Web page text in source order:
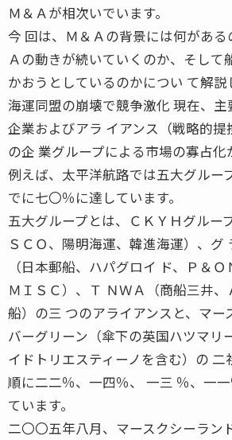
Ｍ＆Ａが相次いでいます。
今 回は、Ｍ＆Ａの背景には何がある
Ａの動きが続いていくのか、そして
かおうとしているのかについ て解説
海運同盟の崩壊で競争激化 現在、
企業およびアラ イアンス（戦略的
の企 業グループによる市場の寡占化
例えば、太平洋航路では五大グルー
でに七〇％に達しています。
五大グループとは、ＣＫＹＨグルー
ＳＣＯ、陽明海運、韓進海運）、グ
（日本郵船、ハパグロイ ド、Ｐ＆Ｏ
ＭＩＳＣ）、Ｔ ＮＷＡ（商船三井
船）の三 つのアライアンスと、マー
バーグリーン（傘下の英国ハツマリ
イドトリエスティーノを含む）の 二
順に二二％、一四％、 一三 ％、一
ています。
二〇〇五年八月、マースクシーラン